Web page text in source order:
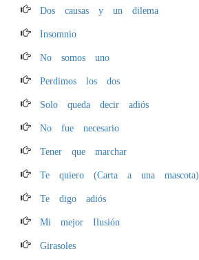
Dos causas y un dilema
Insomnio
No somos uno
Perdimos los dos
Solo queda decir adiós
No fue necesario
Tener que marchar
Te quiero (Carta a una mascota)
Te digo adiós
Mi mejor Ilusión
Girasoles